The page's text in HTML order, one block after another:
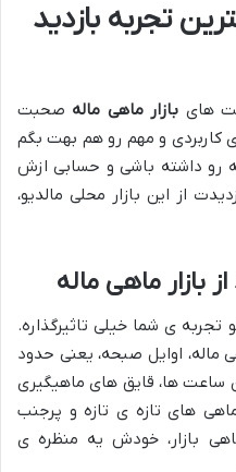
تجربه بازدید
های بازار ماهی ماله صحبت
کاربردی و مهم رو هم بهت بگم
رو داشته باشی و حسابی ازش
از این بازار محلی مالدیو،
بازار ماهی ماله
تجربه ی شما خیلی تاثیرگذاره.
ماله، اوایل صبحه، یعنی حدود
این ساعت ها، قایق های ماهیگیری
ماهی های تازه ی تازه و پرجنب
بازار، خودش یه منظره ی